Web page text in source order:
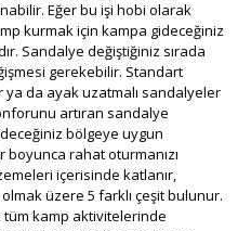
Eğer bu işi hobi olarak
kurmak için kampa gideceğiniz
Sandalye değiştiğiniz sırada
gerekebilir. Standart
da ayak uzatmalı sandalyeler
artıran sandalye
bölgeye uygun
rahat oturmanızı
içerisinde katlanır,
üzere 5 farklı çeşit bulunur.
tüm kamp aktivitelerinde